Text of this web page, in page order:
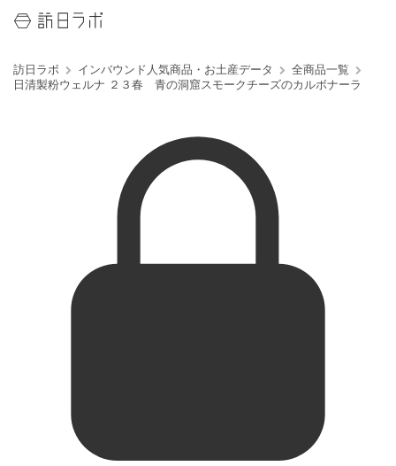
訪日ラボ インバウンド人気商品・お土産データ
全商品一覧
日清製粉ウェルナ ２３春 青の洞窟スモークチーズのカルボナーラ